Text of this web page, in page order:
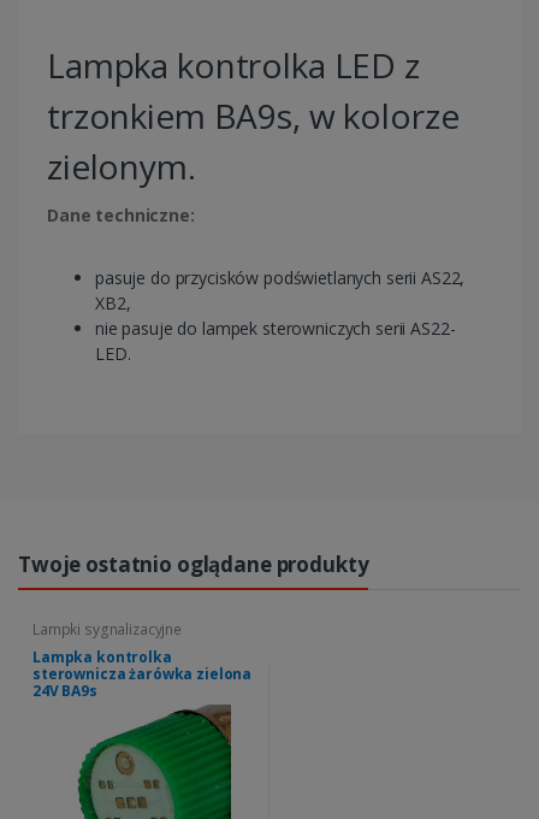
Lampka kontrolka LED z
trzonkiem BA9s, w kolorze
zielonym.
Dane techniczne:
pasuje do przycisków podświetlanych serii AS22,
XB2,
nie pasuje do lampek sterowniczych serii AS22-
LED.
Twoje ostatnio oglądane produkty
Lampki sygnalizacyjne
Lampka kontrolka
sterownicza żarówka zielona
24V BA9s